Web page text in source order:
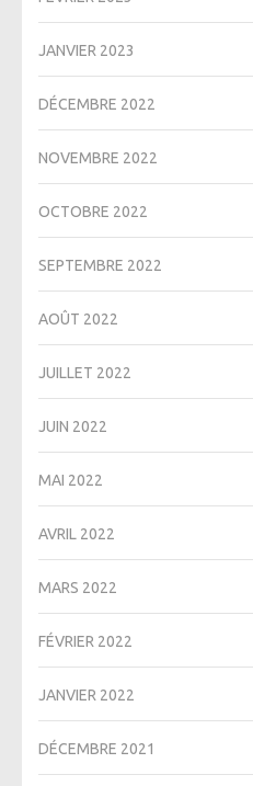
JANVIER 2023
DÉCEMBRE 2022
NOVEMBRE 2022
OCTOBRE 2022
SEPTEMBRE 2022
AOÛT 2022
JUILLET 2022
JUIN 2022
MAI 2022
AVRIL 2022
MARS 2022
FÉVRIER 2022
JANVIER 2022
DÉCEMBRE 2021